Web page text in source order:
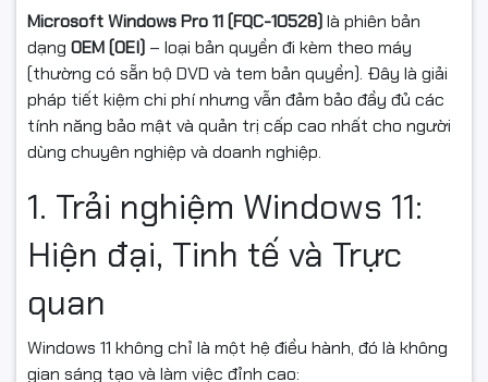
Microsoft Windows Pro 11 (FQC-10528)là phiên bản
dạng OEM (OEI) – loại bản quyền đi kèm theo máy
(thường có sẵn bộ DVD và tem bản quyền). Đây là giải
pháp tiết kiệm chi phí nhưng vẫn đảm bảo đầy đủ các
tính năng bảo mật và quản trị cấp cao nhất cho người
dùng chuyên nghiệp và doanh nghiệp.
1. Trải nghiệm Windows 11:
Hiện đại, Tinh tế và Trực
quan
Windows 11 không chỉ là một hệ điều hành, đó là không
gian sáng tạo và làm việc đỉnh cao: